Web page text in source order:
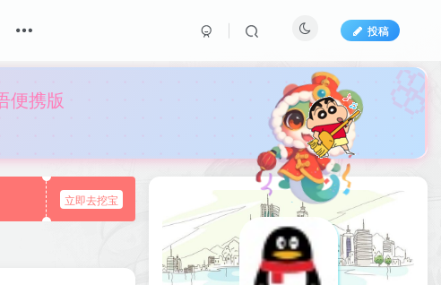
投稿
便携版
立即去挖宝